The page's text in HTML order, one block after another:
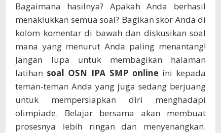
Bagaimana hasilnya? Apakah Anda berhasil
menaklukkan semua soal? Bagikan skor Anda di
kolom komentar di bawah dan diskusikan soal
mana yang menurut Anda paling menantang!
Jangan lupa untuk membagikan halaman
latihan soal OSN IPA SMP online ini kepada
teman-teman Anda yang juga sedang berjuang
untuk mempersiapkan diri menghadapi
olimpiade. Belajar bersama akan membuat
prosesnya lebih ringan dan menyenangkan.